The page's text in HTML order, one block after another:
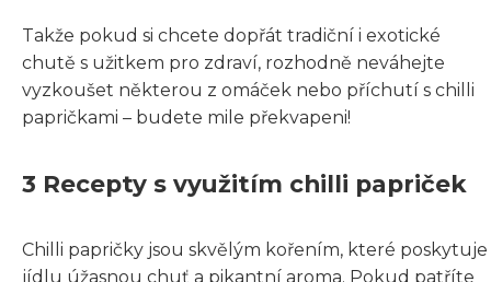
Takže pokud si chcete dopřát tradiční i exotické
chutě s užitkem pro zdraví, rozhodně neváhejte
vyzkoušet některou z omáček nebo příchutí s chilli
papričkami – budete mile překvapeni!
3 Recepty s využitím chilli papriček
Chilli papričky jsou skvělým kořením, které poskytuje
jídlu úžasnou chuť a pikantní aroma. Pokud patříte